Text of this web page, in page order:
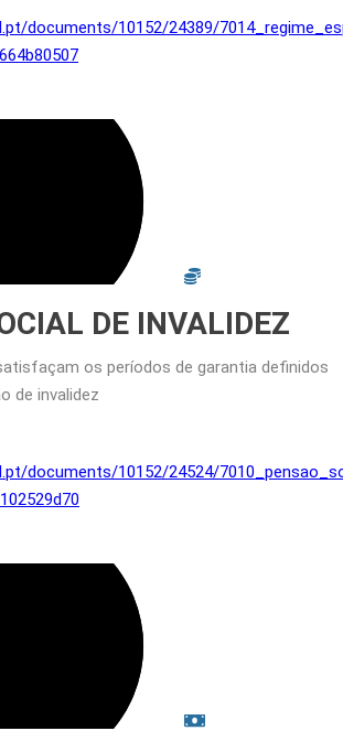
documents/10152/24389/
DE INVALIDEZ
os períodos de garantia definidos
de invalidez
documents/10152/24524/